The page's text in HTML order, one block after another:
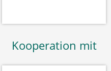
Kooperation mit